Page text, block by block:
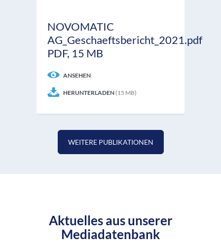
NOVOMATIC
AG_Geschaeftsbericht_2021.pdf
PDF, 15 MB
ANSEHEN
HERUNTERLADEN(15 MB)
WEITERE PUBLIKATIONEN
Aktuelles aus unserer
Mediadatenbank